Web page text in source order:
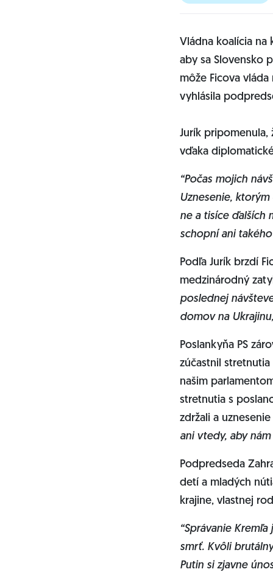
Vládna koalícia na
aby sa Slovensko
môže Ficova
vyhlásila
Jurík pripomenula,
vďaka
“Počas mojich
Uznesenie,
ne a tisíce ďalších
schopní ani
Podľa Jurík brzdí
medzinárodný
poslednej
domov na Ukrajinu,
Poslankyňa PS
zúčastnil
našim
stretnutia s
zdržali a
ani vtedy, aby
Podpredseda
detí a mladých
krajine, vlastnej
“Správanie
smrť. Kvôli
Putin si zjavne